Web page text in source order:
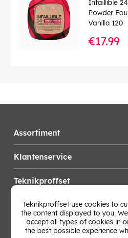
Infaillible
Powder
Vanilla 120
€17.99
Assortiment
Klantenservice
Teknikproffset
Wijzig Land
Teknikproffset use cookies to
the content displayed to you.
accept all types of cookies in
the best possible experience